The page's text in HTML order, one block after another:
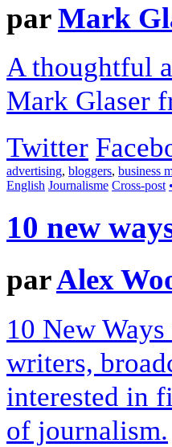
parMark
A thoughtful
Mark Glaser
Twitter
advertising, bloggers, business
English Journalisme Cross-post
10 new
parAlex
10 New
writers,
interested in
of journalism.